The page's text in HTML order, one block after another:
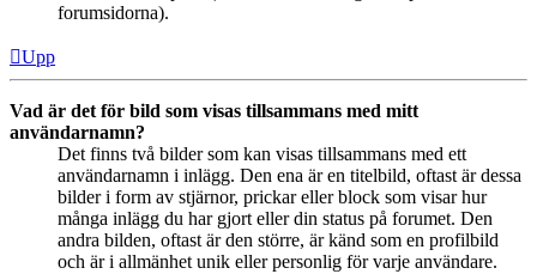
forumsidorna).
Upp
Vad är det för bild som visas tillsammans med mitt
användarnamn?
Det finns två bilder som kan visas tillsammans med ett
användarnamn i inlägg. Den ena är en titelbild, oftast är dessa
bilder i form av stjärnor, prickar eller block som visar hur
många inlägg du har gjort eller din status på forumet. Den
andra bilden, oftast är den större, är känd som en profilbild
och är i allmänhet unik eller personlig för varje användare.